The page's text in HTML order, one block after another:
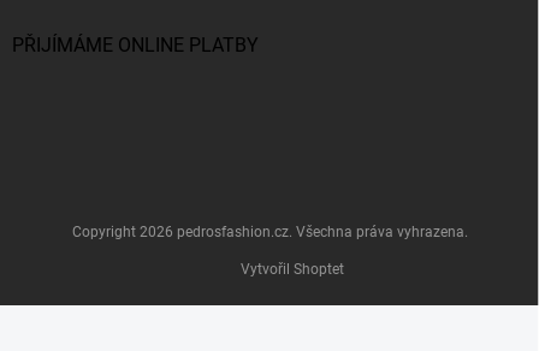
PŘIJÍMÁME ONLINE PLATBY
Vytvořil Shoptet
Copyright 2026 pedrosfashion.cz. Všechna práva vyhrazena.